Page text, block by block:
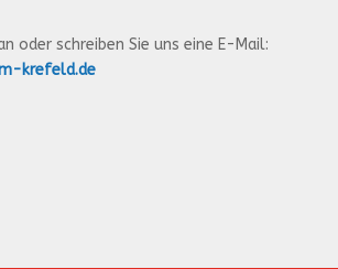
oder schreiben Sie uns eine E-Mail:
krefeld.de